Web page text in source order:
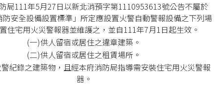
局111年5月27日以新北消預字第1110953613號公告不屬於
防安全設備設置標準」所定應設置火警自動警報設備之下列場
住宅用火災警報器並維護之，並自111年7月1日起生效。
(一)供人留宿或居住之違章建築。
(二)供人留宿或居住之租賃場所。
紀錄之建築物，且經本府消防局指導需安裝住宅用火災警報
器。